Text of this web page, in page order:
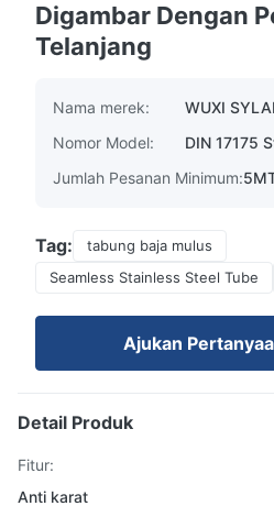
Digambar Dengan
Telanjang
Nama merek:
WUXI
Nomor Model:
DIN 17175
Jumlah Pesanan Minimum:
Tag:
tabung baja mulus
Seamless Stainless Steel Tube
Ajukan
Detail Produk
Fitur:
Anti karat